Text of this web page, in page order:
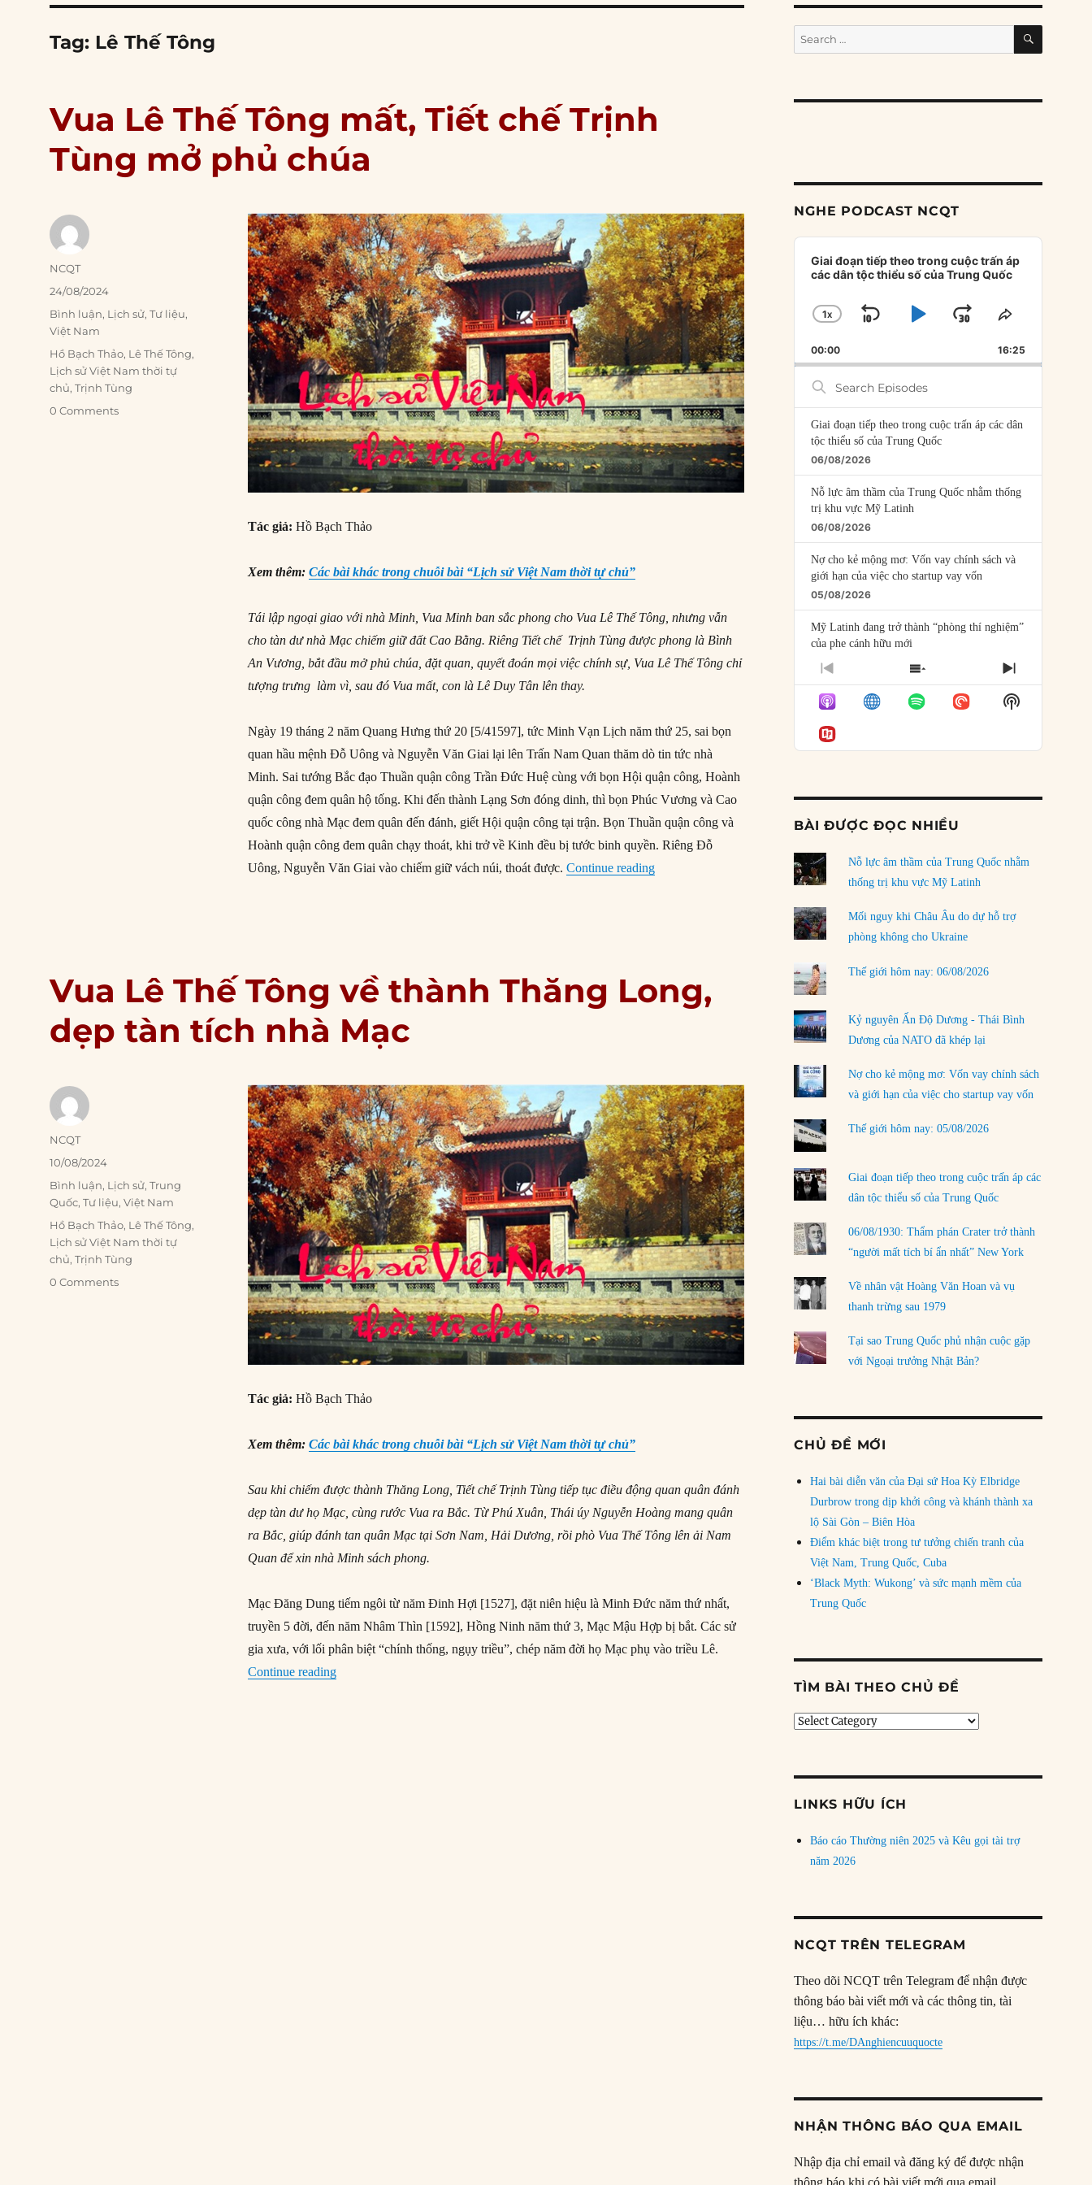
Tag: Lê Thế Tông
Vua Lê Thế Tông mất, Tiết chế Trịnh
Tùng mở phủ chúa
Tác giả: Hồ Bạch Thảo
Xem thêm:Các bài khác trong chuỗi bài “Lịch sử Việt Nam thời tự chủ”
Tái lập ngoại giao với nhà Minh, Vua Minh ban sắc phong cho Vua Lê Thế Tông, nhưng vẫn
cho tàn dư nhà Mạc chiếm giữ đất Cao Bằng. Riêng Tiết chế Trịnh Tùng được phong là Bình
An Vương, bắt đầu mở phủ chúa, đặt quan, quyết đoán mọi việc chính sự, Vua Lê Thế Tông chỉ
tượng trưng làm vì, sau đó Vua mất, con là Lê Duy Tân lên thay.
Ngày 19 tháng 2 năm Quang Hưng thứ 20 [5/41597], tức Minh Vạn Lịch năm thứ 25, sai bọn
quan hầu mệnh Đỗ Uông và Nguyễn Văn Giai lại lên Trấn Nam Quan thăm dò tin tức nhà
Minh. Sai tướng Bắc đạo Thuần quận công Trần Đức Huệ cùng với bọn Hội quận công, Hoành
quận công đem quân hộ tống. Khi đến thành Lạng Sơn đóng dinh, thì bọn Phúc Vương và Cao
quốc công nhà Mạc đem quân đến đánh, giết Hội quận công tại trận. Bọn Thuần quận công và
Hoành quận công đem quân chạy thoát, khi trở về Kinh đều bị tước binh quyền. Riêng Đỗ
Uông, Nguyễn Văn Giai vào chiếm giữ vách núi, thoát được.Continue reading“Vua Lê Thế Tông mất, Tiết chế Trịnh Tùng mở phủ chúa”
Author
NCQT
Posted
on
24/08/2024
Categories
Bình luận, Lịch sử,Tư liệu,
Việt Nam
Tags
Hồ Bạch Thảo, Lê Thế Tông,
Lịch sử Việt Nam thời tự
chủ,Trịnh Tùng
0 Comments
Vua Lê Thế Tông về thành Thăng Long,
dẹp tàn tích nhà Mạc
Tác giả: Hồ Bạch Thảo
Xem thêm:Các bài khác trong chuỗi bài “Lịch sử Việt Nam thời tự chủ”
Sau khi chiếm được thành Thăng Long, Tiết chế Trịnh Tùng tiếp tục điều động quan quân đánh
dẹp tàn dư họ Mạc, cùng rước Vua ra Bắc. Từ Phú Xuân, Thái úy Nguyễn Hoàng mang quân
ra Bắc, giúp đánh tan quân Mạc tại Sơn Nam, Hải Dương, rồi phò Vua Thế Tông lên ải Nam
Quan để xin nhà Minh sách phong.
Mạc Đăng Dung tiếm ngôi từ năm Đinh Hợi [1527], đặt niên hiệu là Minh Đức năm thứ nhất,
truyền 5 đời, đến năm Nhâm Thìn [1592], Hồng Ninh năm thứ 3, Mạc Mậu Hợp bị bắt. Các sử
gia xưa, với lối phân biệt “chính thống, ngụy triều”, chép năm đời họ Mạc phụ vào triều Lê.
Continue reading“Vua Lê Thế Tông về thành Thăng Long, dẹp tàn tích nhà Mạc”
Author
NCQT
Posted
on
10/08/2024
Categories
Bình luận, Lịch sử,Trung
Quốc,Tư liệu,Việt Nam
Tags
Hồ Bạch Thảo, Lê Thế Tông,
Lịch sử Việt Nam thời tự
chủ,Trịnh Tùng
0 Comments
Search
for:
SEARCH
NGHE PODCAST NCQT
Audio
Player
Giai đoạn tiếp theo trong cuộc trấn áp
các dân tộc thiểu số của Trung Quốc
CHANGE
RATE
1X
SKIP
BACKWARD
PLAYJUMP
FORWARD
SHARE
EPISODE
00:00 16:25
Search
Episodes
Giai đoạn tiếp theo trong cuộc trấn áp các dân
tộc thiểu số của Trung Quốc
06/08/2026
Nỗ lực âm thầm của Trung Quốc nhằm thống
trị khu vực Mỹ Latinh
06/08/2026
Nợ cho kẻ mộng mơ: Vốn vay chính sách và
giới hạn của việc cho startup vay vốn
05/08/2026
Mỹ Latinh đang trở thành “phòng thí nghiệm”
của phe cánh hữu mới
04/08/2026
Tại sao Trung Quốc phủ nhận cuộc gặp với
Ngoại trưởng Nhật Bản?
04/08/2026
03/08/2026
Đặt cược vào thất bại: Các quỹ đầu tư mạo
rủi ro
02/08/2026
Làm thế nào để kết thúc Chiến tranh Iran?
01/08/2026
Chiến lược kế tiếp của Bắc Kinh ở Biển Đông
31/07/2026
Trật tự thế giới mới: Các nước nhỏ sẽ luôn
phải chịu đựng?
LOAD MORE
PREVIOUS
EPISODE
SHOW
EPISODES
LIST
NEXT
EPISODE
Show
Podcast
BÀI ĐƯỢC ĐỌC NHIỀU
Nỗ lực âm thầm của Trung Quốc nhằm
thống trị khu vực Mỹ Latinh
Mối nguy khi Châu Âu do dự hỗ trợ
phòng không cho Ukraine
Thế giới hôm nay: 06/08/2026
Kỷ nguyên Ấn Độ Dương - Thái Bình
Dương của NATO đã khép lại
Nợ cho kẻ mộng mơ: Vốn vay chính sách
và giới hạn của việc cho startup vay vốn
Thế giới hôm nay: 05/08/2026
Giai đoạn tiếp theo trong cuộc trấn áp các
dân tộc thiểu số của Trung Quốc
06/08/1930: Thẩm phán Crater trở thành
“người mất tích bí ẩn nhất” New York
Về nhân vật Hoàng Văn Hoan và vụ
thanh trừng sau 1979
Tại sao Trung Quốc phủ nhận cuộc gặp
với Ngoại trưởng Nhật Bản?
CHỦ ĐỀ MỚI
Hai bài diễn văn của Đại sứ Hoa Kỳ Elbridge
Durbrow trong dịp khởi công và khánh thành xa
lộ Sài Gòn – Biên Hòa
Điểm khác biệt trong tư tưởng chiến tranh của
Việt Nam, Trung Quốc, Cuba
‘Black Myth: Wukong’ và sức mạnh mềm của
Trung Quốc
TÌM BÀI THEO CHỦ ĐỀ
Tìm
LINKS HỮU ÍCH
Báo cáo Thường niên 2025 và Kêu gọi tài trợ
năm 2026
NCQT TRÊN TELEGRAM
Theo dõi NCQT trên Telegram để nhận được
thông báo bài viết mới và các thông tin, tài
liệu… hữu ích khác:
https://t.me/DAnghiencuuquocte
NHẬN THÔNG BÁO QUA EMAIL
Nhập địa chỉ email và đăng ký để được nhận